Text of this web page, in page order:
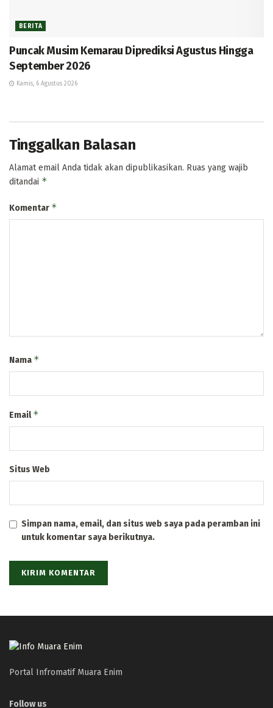
BERITA
Puncak Musim Kemarau Diprediksi Agustus Hingga
September 2026
Kamis, 6 Agustus 2026
Tinggalkan Balasan
Alamat email Anda tidak akan dipublikasikan. Ruas yang wajib
ditandai *
Komentar *
Nama *
Email*
Situs Web
Simpan nama, email, dan situs web saya pada peramban ini
untuk komentar saya berikutnya.
Portal Infromatif Muara Enim
Follow us